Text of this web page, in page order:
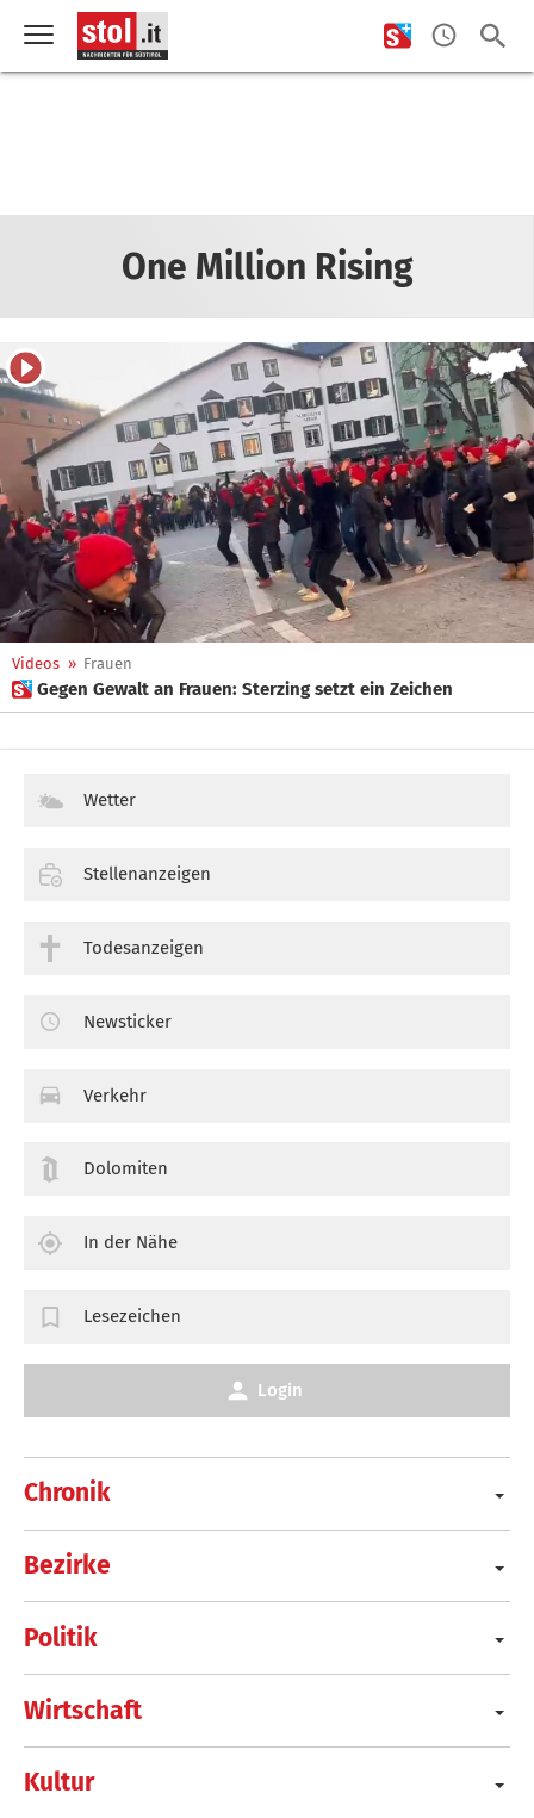
One Million Rising
Videos » Frauen
 Gegen Gewalt an Frauen: Sterzing setzt ein Zeichen
Chronik
Bezirke
Politik
Wirtschaft
Kultur
Wetter
Stellenanzeigen
Todesanzeigen
Newsticker
Verkehr
Dolomiten
In der Nähe
Lesezeichen
Login